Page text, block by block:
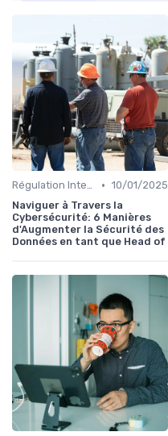
Régulation Internationale • 10/01/2025
Naviguer à Travers la
Cybersécurité: 6 Manières
d'Augmenter la Sécurité des
Données en tant que Head of